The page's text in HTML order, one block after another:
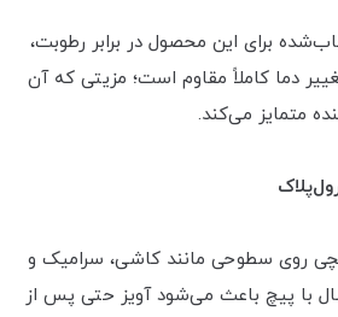
برای این محصول در برابر رطوبت،
دما کاملاً مقاوم است؛ مزیتی که آن
متمایز می‌کند.
روی سطوحی مانند کاشی، سرامیک و
با پیچ باعث می‌شود آویز حتی پس از